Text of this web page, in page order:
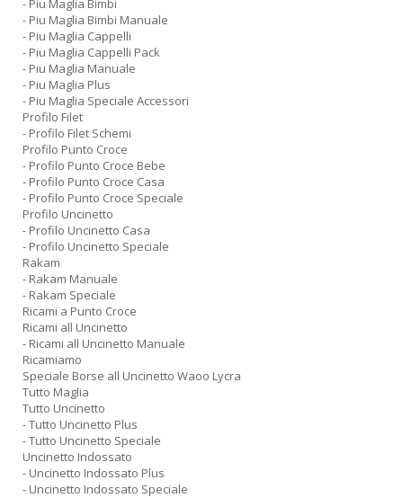
- Piu Maglia Bimbi
- Piu Maglia Bimbi Manuale
- Piu Maglia Cappelli
- Piu Maglia Cappelli Pack
- Piu Maglia Manuale
- Piu Maglia Plus
- Piu Maglia Speciale Accessori
Profilo Filet
- Profilo Filet Schemi
Profilo Punto Croce
- Profilo Punto Croce Bebe
- Profilo Punto Croce Casa
- Profilo Punto Croce Speciale
Profilo Uncinetto
- Profilo Uncinetto Casa
- Profilo Uncinetto Speciale
Rakam
- Rakam Manuale
- Rakam Speciale
Ricami a Punto Croce
Ricami all Uncinetto
- Ricami all Uncinetto Manuale
Ricamiamo
Speciale Borse all Uncinetto Waoo Lycra
Tutto Maglia
Tutto Uncinetto
- Tutto Uncinetto Plus
- Tutto Uncinetto Speciale
Uncinetto Indossato
- Uncinetto Indossato Plus
- Uncinetto Indossato Speciale